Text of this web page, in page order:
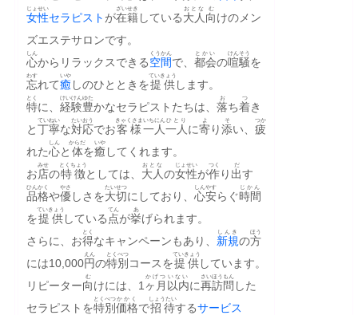
女性
じょせい
セラピスト が在籍
ざいせき
している大人
おとな
向
む
けのメン
ズエステサロンです。
心
しん
からリラックスできる空間
くうかん
で、 都会
とかい
の喧騒
けんそう
を
忘
わす
れて癒
いや
しのひとときを提供
ていきょう
します。
特
とく
に、 経験
けいけん
豊
ゆた
かなセラピストたちは、 落
お
ち着
つ
き
と丁寧
ていねい
な対応
たいおう
でお客様
きゃくさま
一
いち
人
にん
一人
ひとり
に寄
よ
り添
そ
い、 疲
つか
れた心
しん
と 体
からだ
を癒
いや
してくれます。
お店
みせ
の特徴
とくちょう
としては、 大人
おとな
の女性
じょせい
が作
つく
り 出
だ
す
品格
ひんかく
や優
やさ
しさを大切
たいせつ
にしており、 心
しん
安
やす
らぐ時間
じかん
を提供
ていきょう
している 点
てん
が挙
あ
げられます。
さらに、お得
とく
なキャンペーンもあり、 新規
しんき
の方
ほう
には10,000円
えん
の特別
とくべつ
コースを提供
ていきょう
しています。
リピーター向
む
けには、1 ヶ月
かげつ
以内
いない
に再
さい
訪問
ほうもん
した
セラピストを特別
とくべつ
価格
かかく
で招待
しょうたい
するサービス